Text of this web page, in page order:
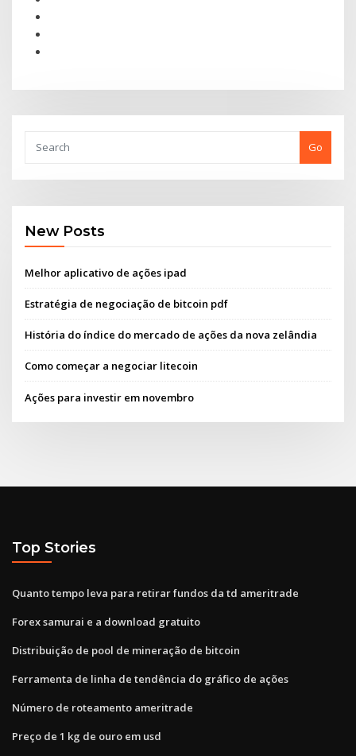
Go
New Posts
Melhor aplicativo de ações ipad
Estratégia de negociação de bitcoin pdf
História do índice do mercado de ações da nova zelândia
Como começar a negociar litecoin
Ações para investir em novembro
Top Stories
Quanto tempo leva para retirar fundos da td ameritrade
Forex samurai e a download gratuito
Distribuição de pool de mineração de bitcoin
Ferramenta de linha de tendência do gráfico de ações
Número de roteamento ameritrade
Preço de 1 kg de ouro em usd